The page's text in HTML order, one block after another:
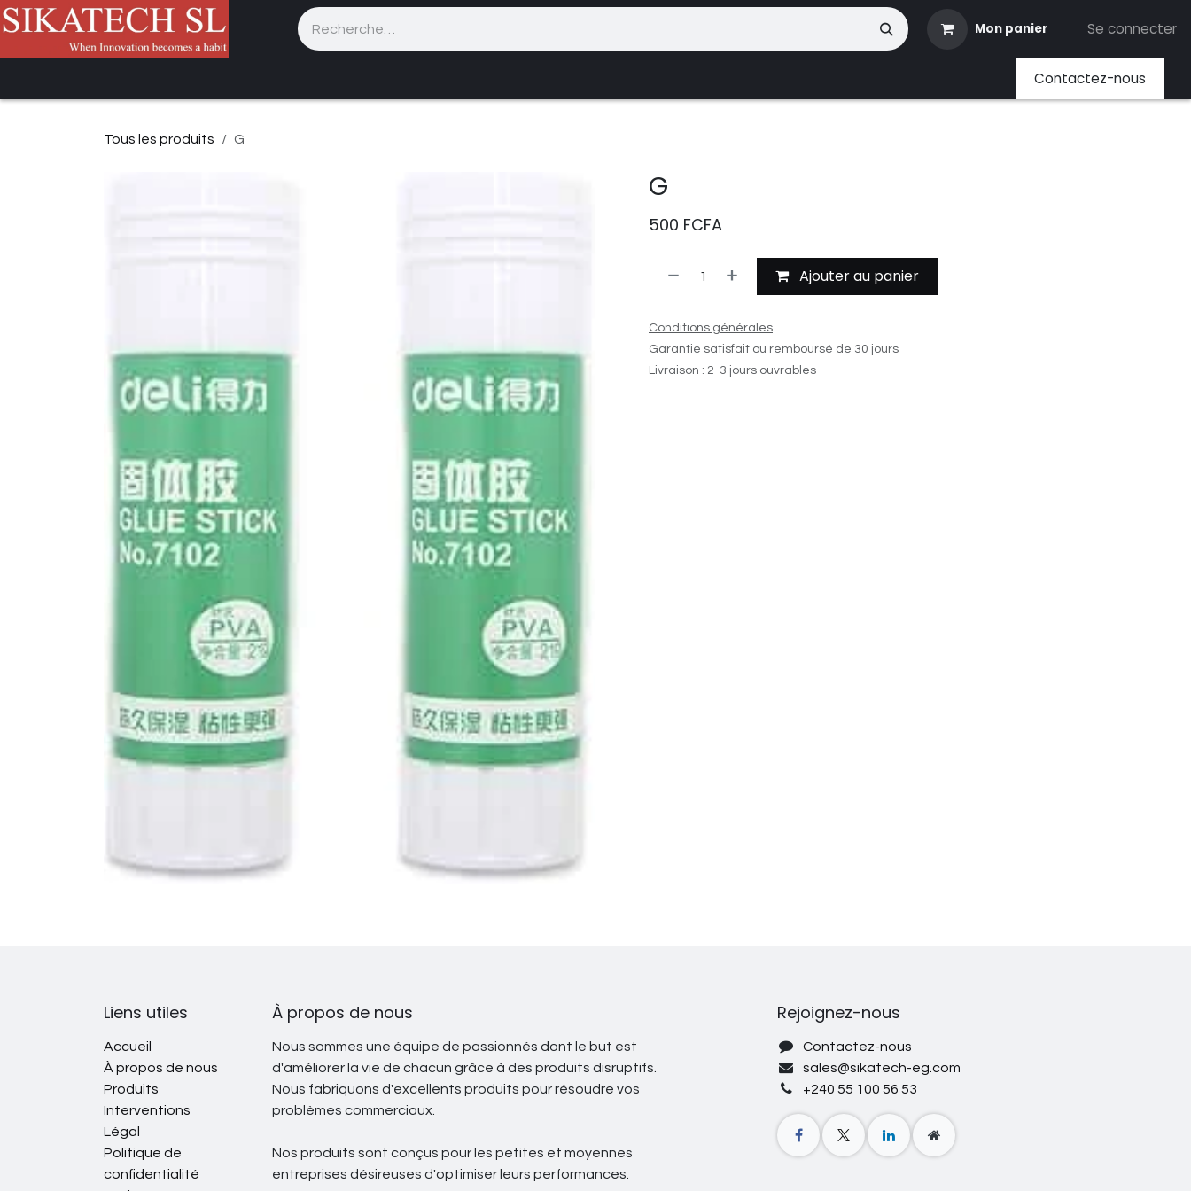
Se rendre au contenu
Mon panier Se connecter
Contactez-nous
Tous les produits G
G
500 FCFA
Ajouter au panier
Conditions générales
Garantie satisfait ou remboursé de 30 jours
Livraison : 2-3 jours ouvrables
Liens utiles
Accueil
À propos de nous
Produits
Interventions
Légal
Politique de
confidentialité
À propos de nous
Nous sommes une équipe de passionnés dont le but est
d'améliorer la vie de chacun grâce à des produits disruptifs.
Nous fabriquons d'excellents produits pour résoudre vos
problèmes commerciaux.
Nos produits sont conçus pour les petites et moyennes
entreprises désireuses d'optimiser leurs performances.
Rejoignez-nous
Contactez-nous
sales@sikatech-eg.com
+240 55 100 56 53